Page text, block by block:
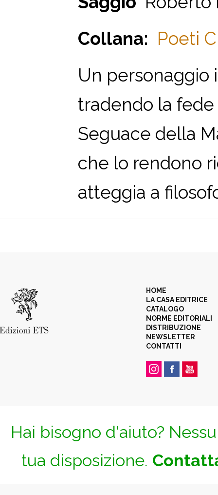
Collana: Poeti
Un personaggio
tradendo la
Seguace della
che lo rendono
atteggia a
HOME
LA CASA EDITRICE
CATALOGO
NORME EDITORIALI
DISTRIBUZIONE
NEWSLETTER
CONTATTI
Hai bisogno d'aiuto?
tua disposizione.